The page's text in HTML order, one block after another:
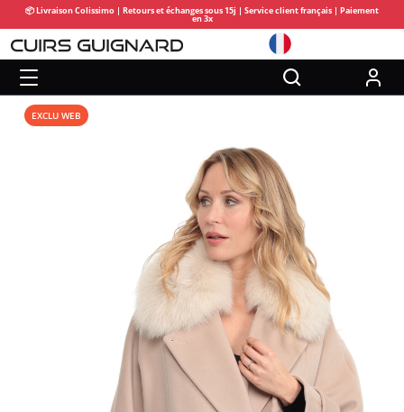
📦 Livraison Colissimo | Retours et échanges sous 15j | Service client français | Paiement
en 3x
EXCLU WEB